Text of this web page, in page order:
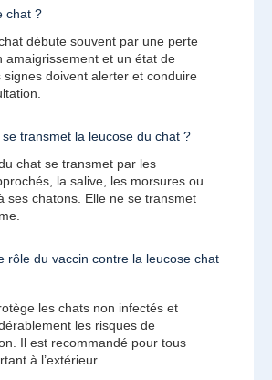
chat ?
débute souvent par une perte
amaigrissement et un état de
signes doivent alerter et conduire
transmet la leucose du chat ?
chat se transmet par les
la salive, les morsures ou
ses chatons. Elle ne se transmet
rôle du vaccin contre la leucose chat
les chats non infectés et
les risques de
Il est recommandé pour tous
à l’extérieur.